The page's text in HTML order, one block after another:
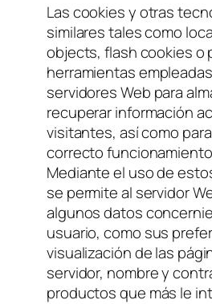
Las cookies y otras
similares tales como
objects, flash cookies o
herramientas
servidores Web para
recuperar información
visitantes, así como
correcto
Mediante el uso de
se permite al servidor
algunos datos
usuario, como sus
visualización de las
servidor, nombre y
productos que más le